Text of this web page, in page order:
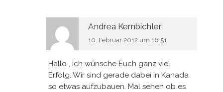
Andrea Kernbichler
10. Februar 2012 um 16:51
Hallo , ich wünsche Euch ganz viel
Erfolg. Wir sind gerade dabei in Kanada
so etwas aufzubauen. Mal sehen ob es